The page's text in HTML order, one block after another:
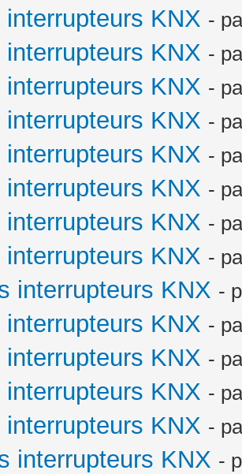
interrupteurs KNX -
interrupteurs KNX -
interrupteurs KNX -
interrupteurs KNX -
interrupteurs KNX -
interrupteurs KNX -
interrupteurs KNX -
interrupteurs KNX -
interrupteurs KNX -
interrupteurs KNX -
interrupteurs KNX -
interrupteurs KNX -
interrupteurs KNX -
interrupteurs KNX -